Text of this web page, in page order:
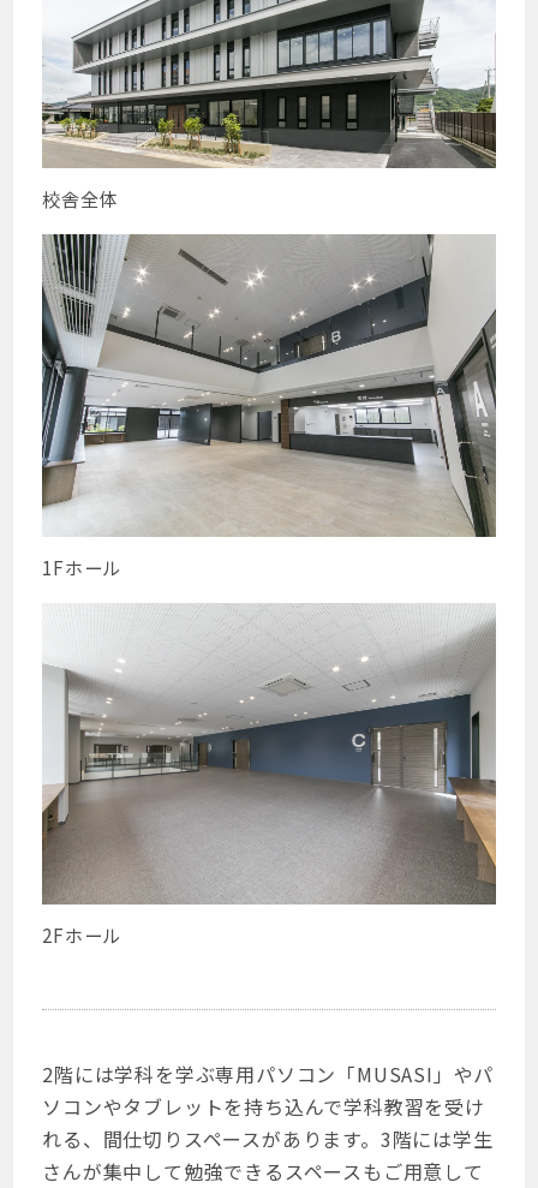
校舎全体
1Fホール
2Fホール
2階には学科を学ぶ専用パソコン「MUSASI」やパ
ソコンやタブレットを持ち込んで学科教習を受け
れる、間仕切りスペースがあります。3階には学生
さんが集中して勉強できるスペースもご用意して